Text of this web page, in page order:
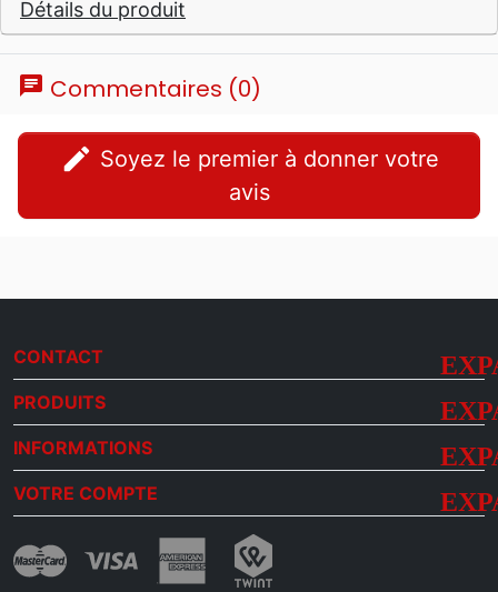
Détails du produit
chat Commentaires (0)
edit
avis
CONTACT
PRODUITS
INFORMATIONS
VOTRE COMPTE